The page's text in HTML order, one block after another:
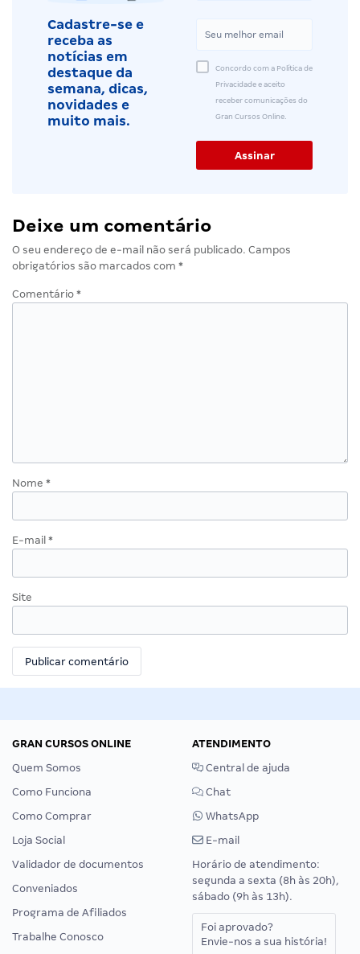
Cadastre-se e
receba as
notícias em
destaque da
semana, dicas,
novidades e
muito mais.
Concordo com a Política de
Privacidade e aceito
receber comunicações do
Gran Cursos Online.
Deixe um comentário
O seu endereço de e-mail não será publicado. Campos
obrigatórios são marcados com *
Comentário *
Nome *
E-mail *
Site
GRAN CURSOS ONLINE
Quem Somos
Como Funciona
Como Comprar
Loja Social
Validador de documentos
Conveniados
Programa de Afiliados
Trabalhe Conosco
ATENDIMENTO
Central de ajuda
Chat
WhatsApp
E-mail
Horário de atendimento:
segunda a sexta (8h às 20h),
sábado (9h às 13h).
Foi aprovado?
Envie-nos a sua história!